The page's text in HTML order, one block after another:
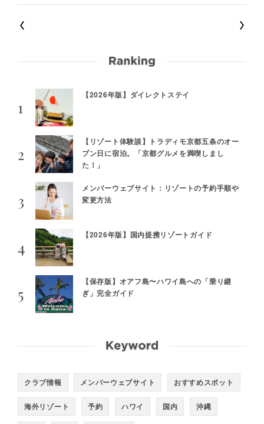
【2026年版】ダイレクトステイ
【リゾート体験談】トラディモ京都五条のオー
プン日に宿泊。「京都グルメを満喫しまし
た！」
メンバーウェブサイト：リゾートの予約手順や
変更方法
【2026年版】国内提携リゾートガイド
【保存版】オアフ島〜ハワイ島への「乗り継
ぎ」完全ガイド
クラブ情報 メンバーウェブサイト おすすめスポット
海外リゾート 予約 ハワイ 国内 沖縄